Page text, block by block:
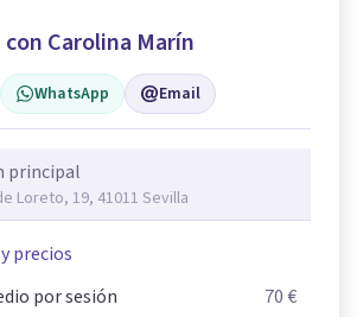
Carolina Marín
WhatsApp Email
principal
Loreto, 19, 41011 Sevilla
precios
por sesión
70 €